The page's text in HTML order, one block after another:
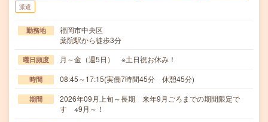
派遣
勤務地
福岡市中央区
薬院駅から徒歩3分
曜日頻度 月～金（週5日） ※土日祝お休み！
時間 08:45～17:15(実働7時間45分 休憩45分)
期間
2026年09月上旬～長期 来年9月ごろまでの期間限定で
す ※9月～！